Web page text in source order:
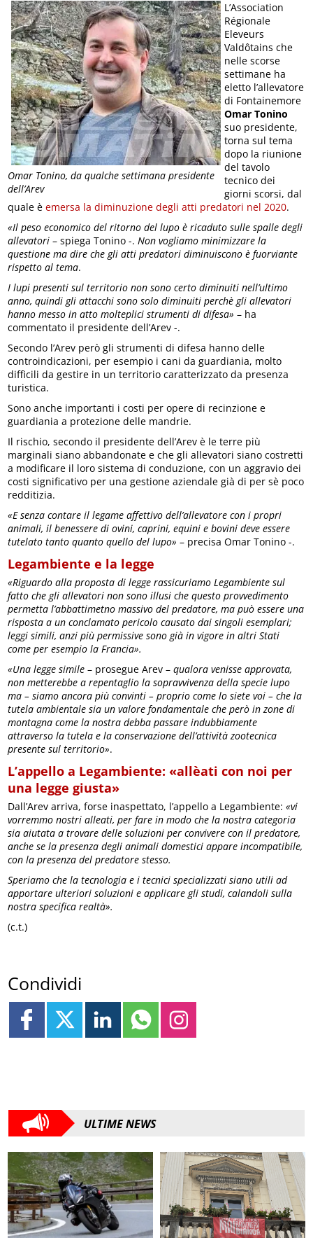
Omar Tonino, da qualche settimana presidente
dell’Arev
L’Association
Régionale
Eleveurs
Valdôtains che
nelle scorse
settimane ha
eletto l’allevatore
di Fontainemore
Omar Tonino
suo presidente,
torna sul tema
dopo la riunione
del tavolo
tecnico dei
giorni scorsi, dal
quale è emersa la diminuzione degli atti predatori nel 2020.
«Il peso economico del ritorno del lupo è ricaduto sulle spalle degli
allevatori – spiega Tonino -.Non vogliamo minimizzare la
questione ma dire che gli atti predatori diminuiscono è fuorviante
rispetto al tema.
I lupi presenti sul territorio non sono certo diminuiti nell’ultimo
anno, quindi gli attacchi sono solo diminuiti perchè gli allevatori
hanno messo in atto molteplici strumenti di difesa» – ha
commentato il presidente dell’Arev -.
Secondo l’Arev però gli strumenti di difesa hanno delle
controindicazioni, per esempio i cani da guardiania, molto
difficili da gestire in un territorio caratterizzato da presenza
turistica.
Sono anche importanti i costi per opere di recinzione e
guardiania a protezione delle mandrie.
Il rischio, secondo il presidente dell’Arev è le terre più
marginali siano abbandonate e che gli allevatori siano costretti
a modificare il loro sistema di conduzione, con un aggravio dei
costi significativo per una gestione aziendale già di per sè poco
redditizia.
«E senza contare il legame affettivo dell’allevatore con i propri
animali, il benessere di ovini, caprini, equini e bovini deve essere
tutelato tanto quanto quello del lupo» – precisa Omar Tonino -.
Legambiente e la legge
«Riguardo alla proposta di legge rassicuriamo Legambiente sul
fatto che gli allevatori non sono illusi che questo provvedimento
permetta l’abbattimetno massivo del predatore, ma può essere una
risposta a un conclamato pericolo causato dai singoli esemplari;
leggi simili, anzi più permissive sono già in vigore in altri Stati
come per esempio la Francia».
«Una legge simile – prosegue Arev –qualora venisse approvata,
non metterebbe a repentaglio la sopravvivenza della specie lupo
ma – siamo ancora più convinti – proprio come lo siete voi – che la
tutela ambientale sia un valore fondamentale che però in zone di
montagna come la nostra debba passare indubbiamente
attraverso la tutela e la conservazione dell’attività zootecnica
presente sul territorio».
L’appello a Legambiente: «allèati con noi per
una legge giusta»
Dall’Arev arriva, forse inaspettato, l’appello a Legambiente:«vi
vorremmo nostri alleati, per fare in modo che la nostra categoria
sia aiutata a trovare delle soluzioni per convivere con il predatore,
anche se la presenza degli animali domestici appare incompatibile,
con la presenza del predatore stesso.
Speriamo che la tecnologia e i tecnici specializzati siano utili ad
apportare ulteriori soluzioni e applicare gli studi, calandoli sulla
nostra specifica realtà».
(c.t.)
Condividi
ULTIME NEWS